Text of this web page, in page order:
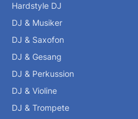
Hardstyle DJ
DJ & Musiker
DJ & Saxofon
DJ & Gesang
DJ & Perkussion
DJ & Violine
DJ & Trompete